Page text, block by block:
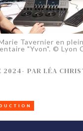
Tavernier en
"Yvon". © Lyon
2024- PAR LÉA